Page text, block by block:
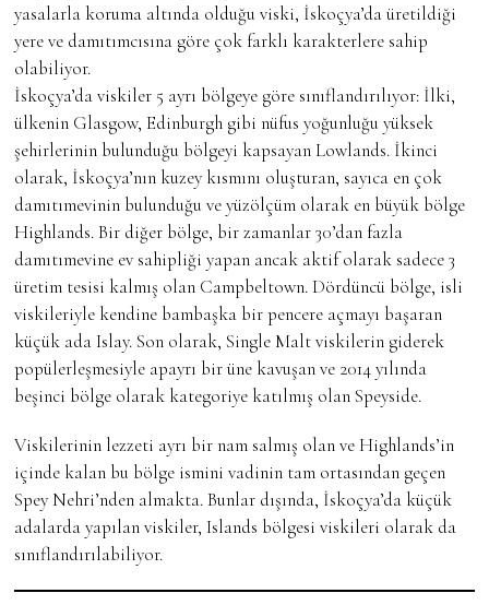
yasalarla koruma altında olduğu viski, İskoçya’da üretildiği
yere ve damıtımcısına göre çok farklı karakterlere sahip
olabiliyor.
İskoçya’da viskiler 5 ayrı bölgeye göre sınıflandırılıyor: İlki,
ülkenin Glasgow, Edinburgh gibi nüfus yoğunluğu yüksek
şehirlerinin bulunduğu bölgeyi kapsayan Lowlands. İkinci
olarak, İskoçya’nın kuzey kısmını oluşturan, sayıca en çok
damıtımevinin bulunduğu ve yüzölçüm olarak en büyük bölge
Highlands. Bir diğer bölge, bir zamanlar 30’dan fazla
damıtımevine ev sahipliği yapan ancak aktif olarak sadece 3
üretim tesisi kalmış olan Campbeltown. Dördüncü bölge, isli
viskileriyle kendine bambaşka bir pencere açmayı başaran
küçük ada Islay. Son olarak, Single Malt viskilerin giderek
popülerleşmesiyle apayrı bir üne kavuşan ve 2014 yılında
beşinci bölge olarak kategoriye katılmış olan Speyside.
Viskilerinin lezzeti ayrı bir nam salmış olan ve Highlands’in
içinde kalan bu bölge ismini vadinin tam ortasından geçen
Spey Nehri’nden almakta. Bunlar dışında, İskoçya’da küçük
adalarda yapılan viskiler, Islands bölgesi viskileri olarak da
sınıflandırılabiliyor.